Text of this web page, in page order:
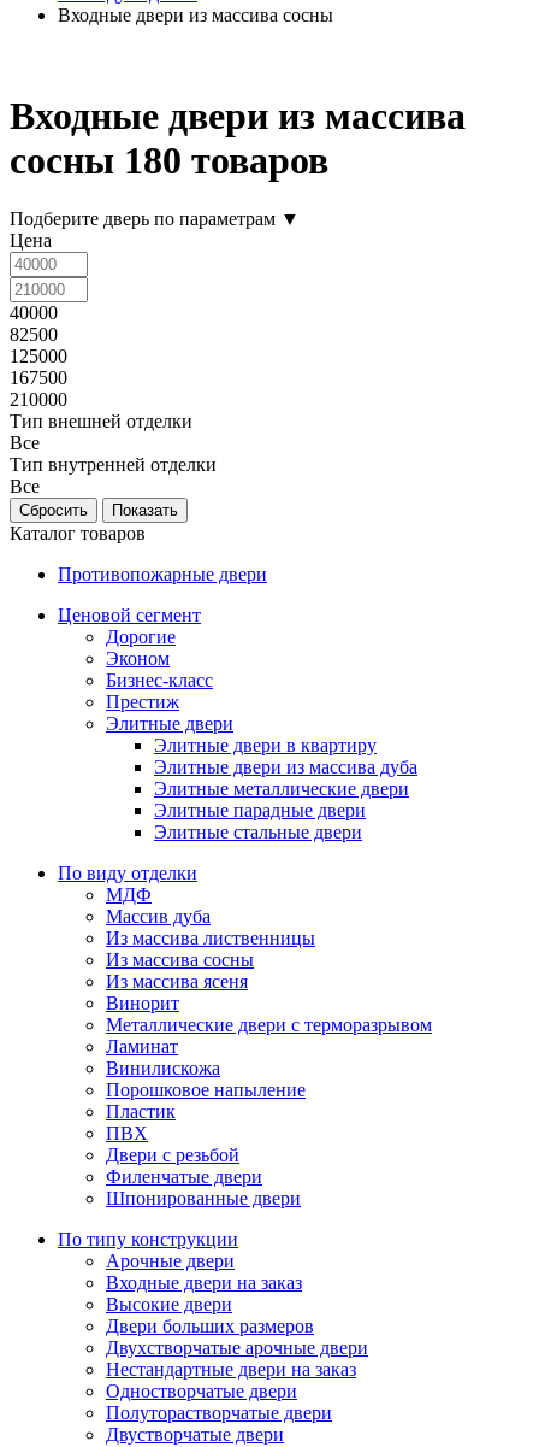
Входные двери из массива сосны
Входные двери из массива
сосны 180 товаров
Подберите дверь по параметрам ▼
Цена
40000
82500
125000
167500
210000
Тип внешней отделки
Все
Тип внутренней отделки
Все
Каталог товаров
Противопожарные двери
Ценовой сегмент
Дорогие
Эконом
Бизнес-класс
Престиж
Элитные двери
Элитные двери в квартиру
Элитные двери из массива дуба
Элитные металлические двери
Элитные парадные двери
Элитные стальные двери
По виду отделки
МДФ
Массив дуба
Из массива лиственницы
Из массива сосны
Из массива ясеня
Винорит
Металлические двери с терморазрывом
Ламинат
Винилискожа
Порошковое напыление
Пластик
ПВХ
Двери с резьбой
Филенчатые двери
Шпонированные двери
По типу конструкции
Арочные двери
Входные двери на заказ
Высокие двери
Двери больших размеров
Двухстворчатые арочные двери
Нестандартные двери на заказ
Одностворчатые двери
Полуторастворчатые двери
Двустворчатые двери